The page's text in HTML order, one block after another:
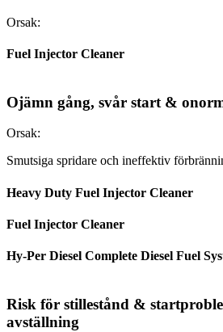
Orsak:
Fuel Injector Cleaner
Ojämn gång, svår start &
Orsak:
Smutsiga spridare och ineffektiv
Heavy Duty Fuel Injector Cleaner
Fuel Injector Cleaner
Hy-Per Diesel Complete Diesel Fuel
Risk för stillestånd &
avställning